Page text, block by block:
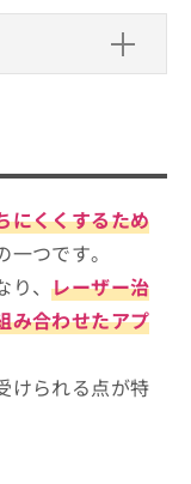
うやって選べ
選ぶ際
やレーザーのわ
すめの
にくくするため
つです。
り、レーザー治
み合わせたアプ
けられる点が特